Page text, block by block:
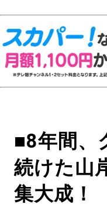
■8年間、
続けた山
集大成！